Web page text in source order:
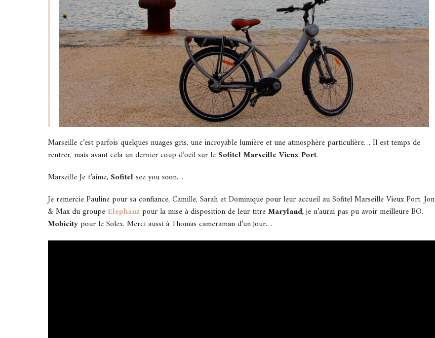
Marseille c’est parfois quelques nuages gris, une incroyable lumière et une atmosphère particulière… Il est temps de
rentrer, mais avant cela un dernier coup d’oeil sur le Sofitel Marseille Vieux Port.
Marseille Je t’aime, Sofitelsee you soon…
Je remercie Pauline pour sa confiance, Camille, Sarah et Dominique pour leur accueil au Sofitel Marseille Vieux Port. Jon
& Max du groupe Elephanzpour la mise à disposition de leur titreMaryland,je n’aurai pas pu avoir meilleure BO.
Mobicitypour le Solex. Merci aussi à Thomas cameraman d’un jour…